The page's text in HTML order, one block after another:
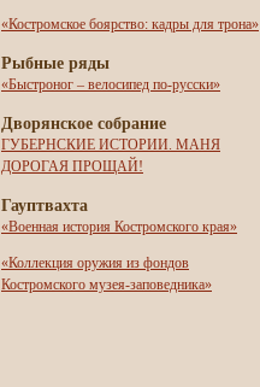
«Костромское боярство: кадры для трона»
Рыбные ряды
«Быстроног – велосипед по-русски»
Дворянское собрание
ГУБЕРНСКИЕ ИСТОРИИ. МАНЯ
ДОРОГАЯ ПРОЩАЙ!
Гауптвахта
«Военная история Костромского края»
«Коллекция оружия из фондов
Костромского музея-заповедника»